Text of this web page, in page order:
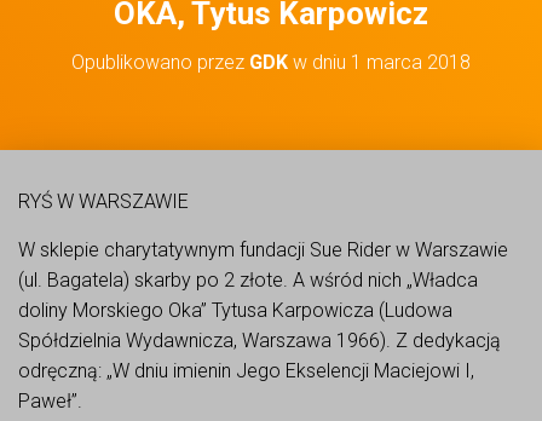
OKA, Tytus Karpowicz
Opublikowano przez GDK w dniu 1 marca 2018
RYŚ W WARSZAWIE
W sklepie charytatywnym fundacji Sue Rider w Warszawie
(ul. Bagatela) skarby po 2 złote. A wśród nich „Władca
doliny Morskiego Oka” Tytusa Karpowicza (Ludowa
Spółdzielnia Wydawnicza, Warszawa 1966). Z dedykacją
odręczną: „W dniu imienin Jego Ekselencji Maciejowi I,
Paweł”.